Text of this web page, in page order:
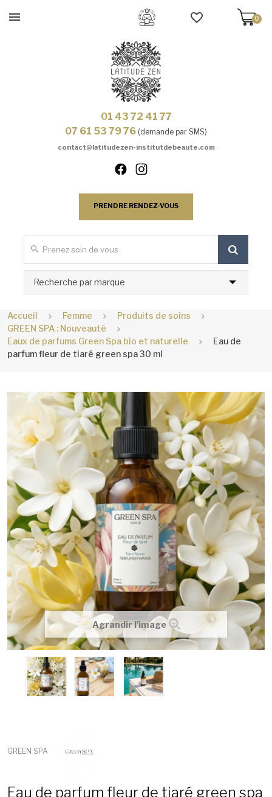
0
01 43 72 41 77
07 61 53 79 76 (demande par SMS)
contact@latitudezen-institutdebeaute.com
PRENDRE RENDEZ-VOUS
Recherche par marque
Accueil Femme
Produits de soins
GREEN SPA : Nouveauté
Eaux de parfums Green Spa bio et naturelle
Eau de
parfum fleur de tiaré green spa 30 ml
Agrandir l'image
GREEN SPA
Eau de parfum fleur de tiaré green spa